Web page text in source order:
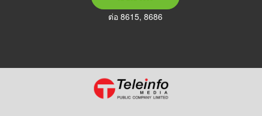
ต่อ 8615, 8686